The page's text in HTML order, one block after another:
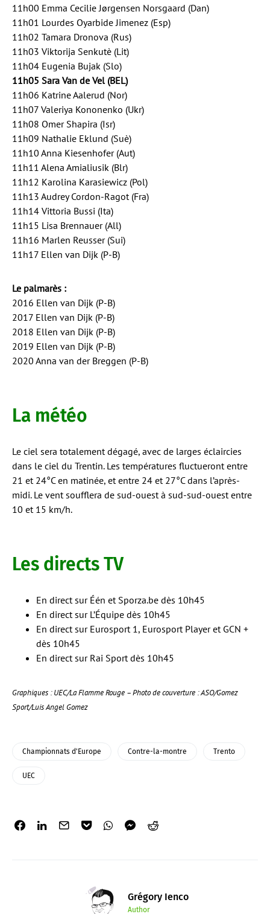
11h00 Emma Cecilie Jørgensen Norsgaard (Dan)
11h01 Lourdes Oyarbide Jimenez (Esp)
11h02 Tamara Dronova (Rus)
11h03 Viktorija Senkutè (Lit)
11h04 Eugenia Bujak (Slo)
11h05 Sara Van de Vel (BEL)
11h06 Katrine Aalerud (Nor)
11h07 Valeriya Kononenko (Ukr)
11h08 Omer Shapira (Isr)
11h09 Nathalie Eklund (Suè)
11h10 Anna Kiesenhofer (Aut)
11h11 Alena Amialiusik (Blr)
11h12 Karolina Karasiewicz (Pol)
11h13 Audrey Cordon-Ragot (Fra)
11h14 Vittoria Bussi (Ita)
11h15 Lisa Brennauer (All)
11h16 Marlen Reusser (Sui)
11h17 Ellen van Dijk (P-B)
Le palmarès :
2016 Ellen van Dijk (P-B)
2017 Ellen van Dijk (P-B)
2018 Ellen van Dijk (P-B)
2019 Ellen van Dijk (P-B)
2020 Anna van der Breggen (P-B)
La météo
Le ciel sera totalement dégagé, avec de larges éclaircies
dans le ciel du Trentin. Les températures fluctueront entre
21 et 24°C en matinée, et entre 24 et 27°C dans l’après-
midi. Le vent soufflera de sud-ouest à sud-sud-ouest entre
10 et 15 km/h.
Les directs TV
En direct sur Één et Sporza.be dès 10h45
En direct sur L’Équipe dès 10h45
En direct sur Eurosport 1, Eurosport Player et GCN +
dès 10h45
En direct sur Rai Sport dès 10h45
Graphiques : UEC/La Flamme Rouge – Photo de couverture : ASO/Gomez
Sport/Luis Angel Gomez
Championnats d'Europe Contre-la-montre Trento
UEC
Grégory Ienco
Author